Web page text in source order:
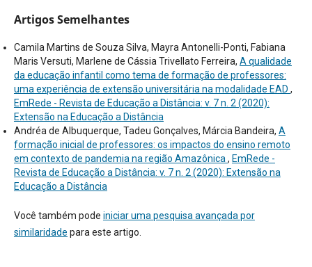
Artigos Semelhantes
Camila Martins de Souza Silva, Mayra Antonelli-Ponti, Fabiana
Maris Versuti, Marlene de Cássia Trivellato Ferreira, A qualidade
da educação infantil como tema de formação de professores:
uma experiência de extensão universitária na modalidade EAD ,
EmRede - Revista de Educação a Distância: v. 7 n. 2 (2020):
Extensão na Educação a Distância
Andréa de Albuquerque, Tadeu Gonçalves, Márcia Bandeira, A
formação inicial de professores: os impactos do ensino remoto
em contexto de pandemia na região Amazônica , EmRede -
Revista de Educação a Distância: v. 7 n. 2 (2020): Extensão na
Educação a Distância
Você também pode iniciar uma pesquisa avançada por
similaridade para este artigo.